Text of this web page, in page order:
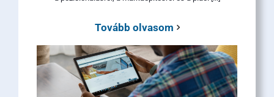
Tovább olvasom